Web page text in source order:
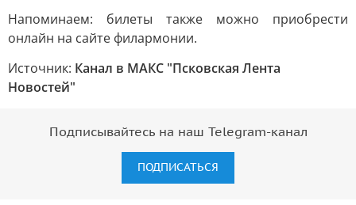
Напоминаем: билеты также можно приобрести
онлайн на сайте филармонии.
Источник: Канал в МАКС "Псковская Лента
Новостей"
Подписывайтесь на наш Telegram-канал
ПОДПИСАТЬСЯ